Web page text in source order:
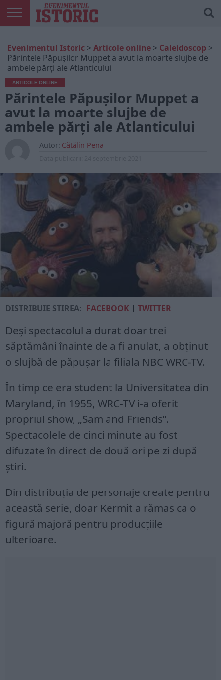
ONLINE
EDIȚII
TIPĂRITE
ISTORIC
PLAY
CONTUL
MEU
Evenimentul Istoric > Articole online > Caleidoscop >
Părintele Păpuşilor Muppet a avut la moarte slujbe de
ambele părți ale Atlanticului
ARTICOLE ONLINE
Părintele Păpuşilor Muppet a
avut la moarte slujbe de
ambele părți ale Atlanticului
Autor: Cătălin Pena
DISTRIBUIE ȘTIREA: FACEBOOK |TWITTER
Deşi spectacolul a durat doar trei
săptămâni înainte de a fi anulat, a obţinut
o slujbă de păpuşar la filiala NBC WRC-TV.
În timp ce era student la Universitatea din
Maryland, în 1955, WRC-TV i-a oferit
propriul show, „Sam and Friends”.
Spectacolele de cinci minute au fost
difuzate în direct de două ori pe zi după
ştiri.
Din distribuţia de personaje create pentru
această serie, doar Kermit a rămas ca o
figură majoră pentru producţiile
ulterioare.